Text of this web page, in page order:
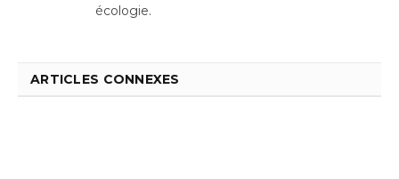
écologie.
ARTICLES CONNEXES